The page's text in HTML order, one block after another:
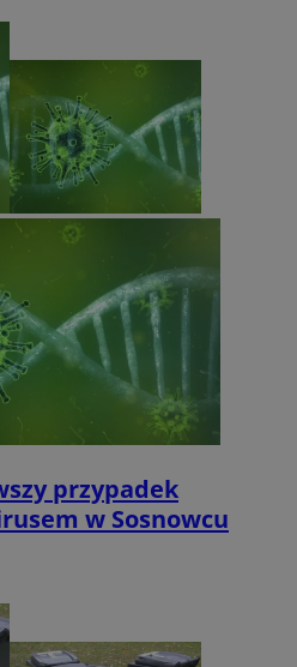
przypadek
w Sosnowcu